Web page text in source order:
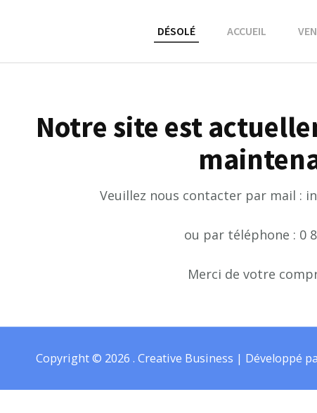
DÉSOLÉ ACCUEIL
Notre site est
Veuillez nous contacter par mail :
ou par téléphone : 0
Merci de votre
Copyright © 2026 . Creative Business | Développé